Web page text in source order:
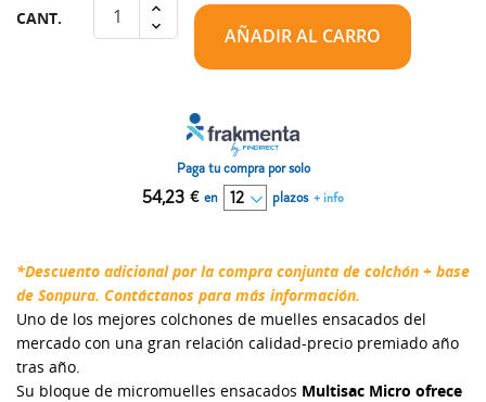
*Descuento adicional por la compra conjunta de colchón + base
de Sonpura. Contáctanos para más información.
Uno de los mejores colchones de muelles ensacados del
mercado con una gran relación calidad-precio premiado año
tras año.
Su bloque de micromuelles ensacados Multisac Micro ofrece
CANT.
AÑADIR AL CARRO
Paga tu compra por solo
54,23 € en plazos + info